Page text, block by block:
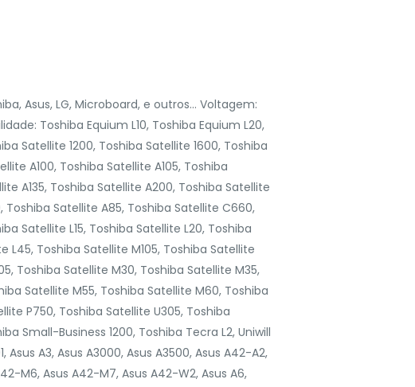
Asus, LG, Microboard, e outros... Voltagem:
Toshiba Equium L10, Toshiba Equium L20,
Satellite 1200, Toshiba Satellite 1600, Toshiba
A100, Toshiba Satellite A105, Toshiba
A135, Toshiba Satellite A200, Toshiba Satellite
Toshiba Satellite A85, Toshiba Satellite C660,
Satellite L15, Toshiba Satellite L20, Toshiba
L45, Toshiba Satellite M105, Toshiba Satellite
Toshiba Satellite M30, Toshiba Satellite M35,
Satellite M55, Toshiba Satellite M60, Toshiba
P750, Toshiba Satellite U305, Toshiba
Small-Business 1200, Toshiba Tecra L2, Uniwill
Asus A3, Asus A3000, Asus A3500, Asus A42-A2,
M6, Asus A42-M7, Asus A42-W2, Asus A6,